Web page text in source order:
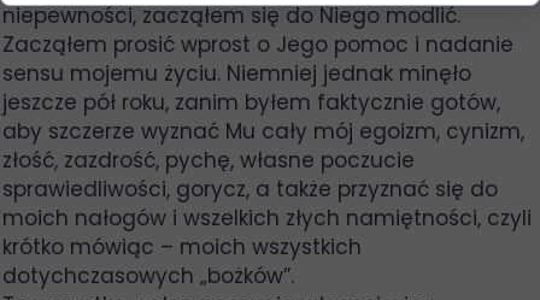
niepewności, zacząłem się do Niego modlić.
Zacząłem prosić wprost o Jego pomoc i nadanie
sensu mojemu życiu. Niemniej jednak minęło
jeszcze pół roku, zanim byłem faktycznie gotów,
aby szczerze wyznać Mu cały mój egoizm, cynizm,
złość, zazdrość, pychę, własne poczucie
sprawiedliwości, gorycz, a także przyznać się do
moich nałogów i wszelkich złych namiętności, czyli
krótko mówiąc – moich wszystkich
dotychczasowych „bożków”.